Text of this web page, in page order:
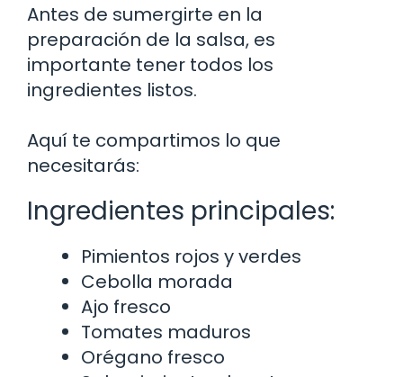
Antes de sumergirte en la
preparación de la salsa, es
importante tener todos los
ingredientes listos.
Aquí te compartimos lo que
necesitarás:
Ingredientes principales:
Pimientos rojos y verdes
Cebolla morada
Ajo fresco
Tomates maduros
Orégano fresco